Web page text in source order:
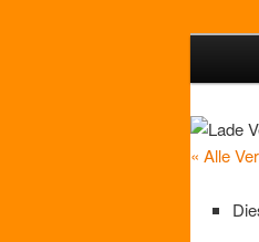
« Alle